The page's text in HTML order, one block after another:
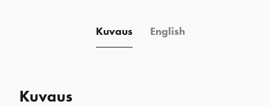
Kuvaus English
Kuvaus